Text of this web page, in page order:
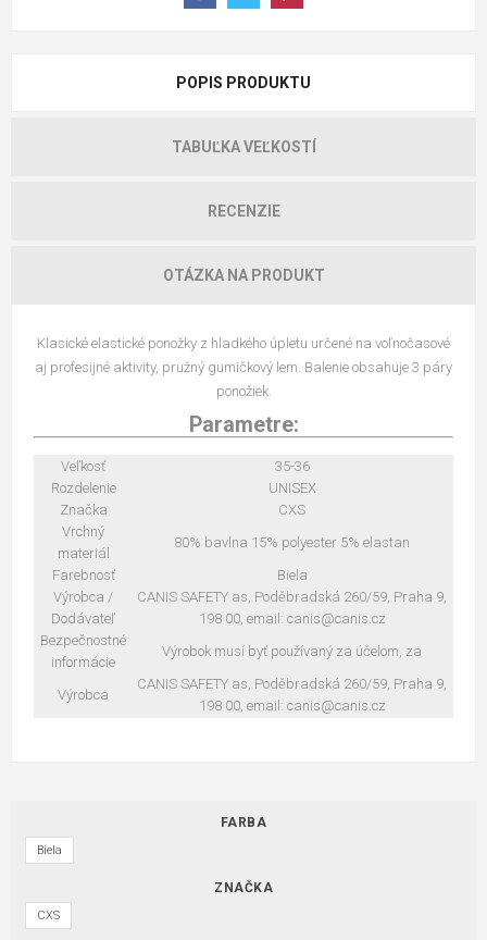
POPIS PRODUKTU
TABUĽKA VEĽKOSTÍ
RECENZIE
OTÁZKA NA PRODUKT
Klasické elastické ponožky z hladkého úpletu určené na voľnočasové
aj profesijné aktivity, pružný gumičkový lem. Balenie obsahuje 3 páry
ponožiek.
Parametre:
Veľkosť
35-36
Rozdelenie
UNISEX
Značka
CXS
Vrchný
materiál
80% bavlna 15% polyester 5% elastan
Farebnosť
Biela
Výrobca /
Dodávateľ
CANIS SAFETY as, Poděbradská 260/59, Praha 9,
198 00, email: canis@canis.cz
Bezpečnostné
informácie
Výrobok musí byť používaný za účelom, za
Výrobca
CANIS SAFETY as, Poděbradská 260/59, Praha 9,
198 00, email: canis@canis.cz
FARBA
Biela
ZNAČKA
CXS